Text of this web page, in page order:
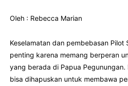
Oleh : Rebecca Marian
Keselamatan dan pembebasan Pilot
penting karena memang berperan
yang berada di Papua Pegunungan.
bisa dihapuskan untuk membawa